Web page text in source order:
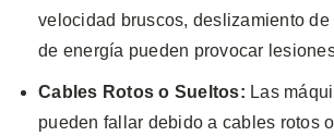
velocidad bruscos, deslizamiento
de energía pueden provocar
Cables Rotos o Sueltos: Las
pueden fallar debido a cables rotos